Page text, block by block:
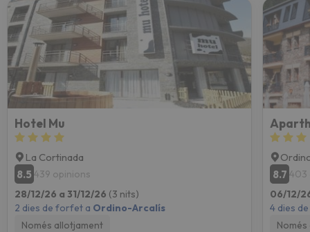
Hotel Mu
La Cortinada
8.5 439 opinions
28/12/26 a 31/12/26 (3 nits)
2 dies de forfet a Ordino-Arcalís
Només allotjament
8.7 403
06/12/
4 dies